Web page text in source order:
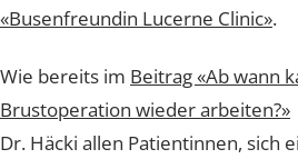
Zeit nach einer Brustoperation
«Busenfreundin Lucerne Clinic».
Wie bereits imBeitrag «Ab